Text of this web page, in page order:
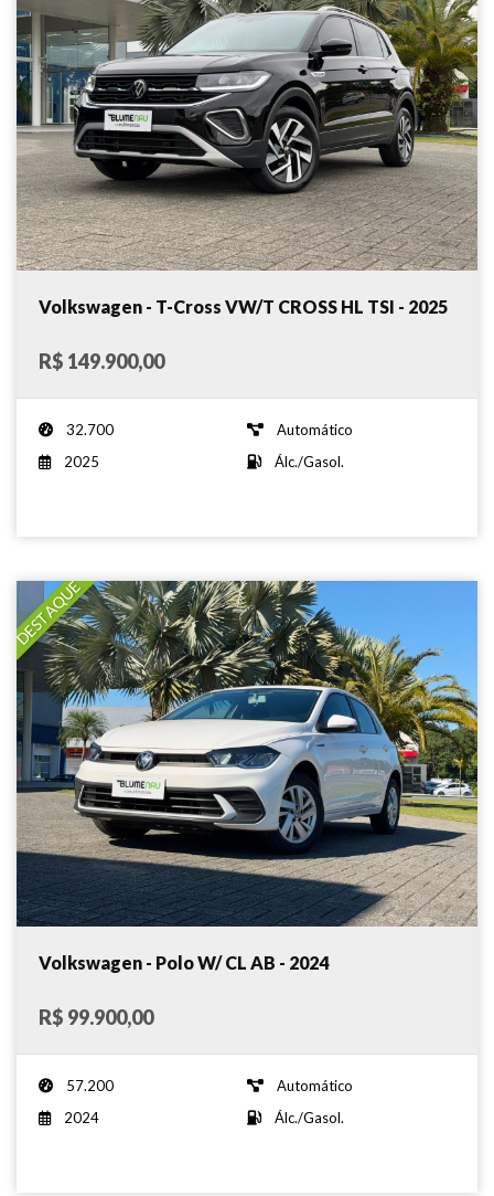
Volkswagen - T-Cross VW/T CROSS HL TSI - 2025
R$ 149.900,00
32.700
Automático
2025
Álc./Gasol.
DESTAQUE
Volkswagen - Polo W/ CL AB - 2024
R$ 99.900,00
57.200
Automático
2024
Álc./Gasol.